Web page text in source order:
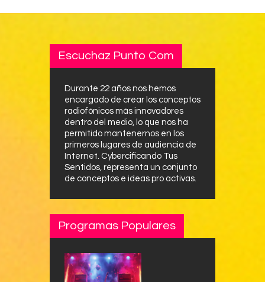
Escuchaz Punto Com
Durante 22 años nos hemos
encargado de crear los conceptos
radiofónicos más innovadores
dentro del medio, lo que nos ha
permitido mantenernos en los
primeros lugares de audiencia de
Internet. Cybercificando Tus
Sentidos, representa un conjunto
de conceptos e ideas pro activas.
Programas Populares